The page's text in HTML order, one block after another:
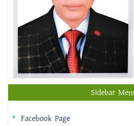
Sidebar
Facebook Page